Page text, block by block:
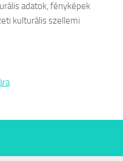
adatok, fényképek
kulturális szellemi